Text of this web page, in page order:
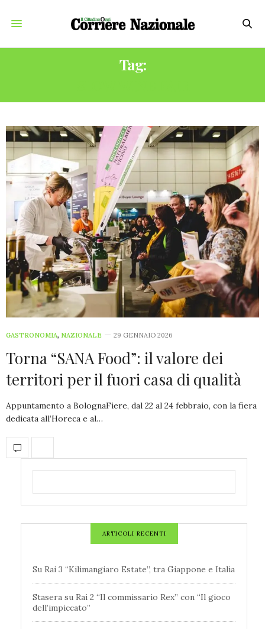
Tag:
GASTRONOMIA, NAZIONALE 29 GENNAIO 2026
Torna “SANA Food”: il valore dei
territori per il fuori casa di qualità
Appuntamento a BolognaFiere, dal 22 al 24 febbraio, con la fiera
dedicata all’Horeca e al…
ARTICOLI RECENTI
Su Rai 3 “Kilimangiaro Estate”, tra Giappone e Italia
Stasera su Rai 2 “Il commissario Rex” con “Il gioco
dell’impiccato”